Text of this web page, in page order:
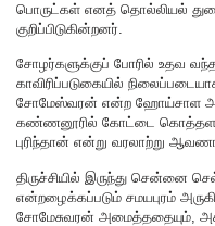
பொருட்கள் எனத் தொல்லியல்
குறிப்பிடுகின்றனர்.
சோழர்களுக்குப் போரில் உதவ
காவிரிப்படுகையில்
சோமேஸ்வரன் என்ற ஹோய்சாள
கண்ணனூரில் கோட்டை
புரிந்தான் என்று வரலாற்று
திருச்சியில் இருந்து சென்னை
என்றழைக்கப்படும் சமயபுரம்
சோமேசுவரன் அமைத்ததையும்,